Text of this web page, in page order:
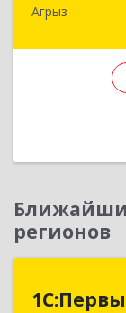
Агрыз
регионов